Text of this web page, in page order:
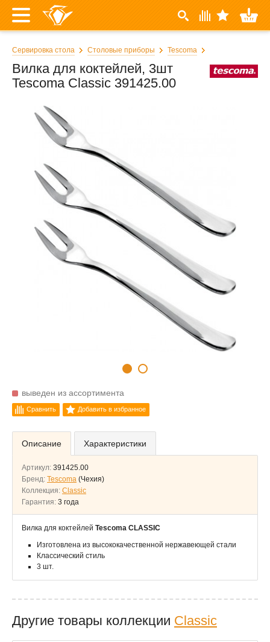
Сервировка стола Столовые приборы Tescoma
Вилка для коктейлей, 3шт
Tescoma Classic 391425.00
выведен из ассортимента
Сравнить Добавить в избранное
Описание Характеристики
Артикул: 391425.00
Бренд: Tescoma (Чехия)
Коллекция: Classic
Гарантия: 3 года
Вилка для коктейлей Tescoma CLASSIC
Изготовлена из высококачественной нержавеющей стали
Классический стиль
3 шт.
Другие товары коллекции Classic